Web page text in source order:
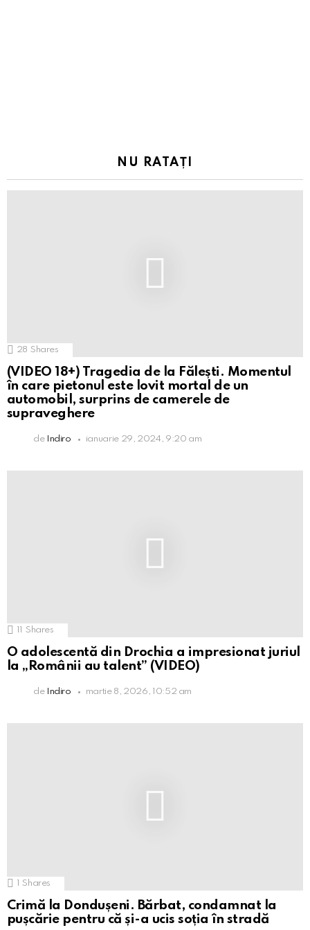
NU RATAȚI
28 Shares
(VIDEO 18+) Tragedia de la Fălești. Momentul
în care pietonul este lovit mortal de un
automobil, surprins de camerele de
supraveghere
de Indiro ianuarie 29, 2024, 9:20 am
Shares
O adolescentă din Drochia a impresionat juriul
la „Românii au talent” (VIDEO)
de Indiro martie 8, 2026, 10:52 am
1 Shares
Crimă la Dondușeni. Bărbat, condamnat la
pușcărie pentru că și-a ucis soția în stradă